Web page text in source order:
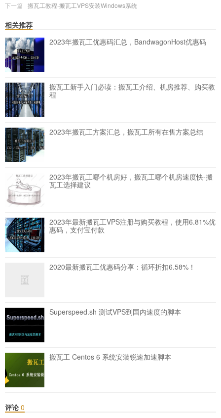
下一篇
搬瓦工教程-搬瓦工VPS安装Windows系统
相关推荐
2023年搬瓦工优惠码汇总，BandwagonHost优惠码
搬瓦工新手入门必读：搬瓦工介绍、机房推荐、购买教
程
2023年搬瓦工方案汇总，搬瓦工所有在售方案总结
2023年搬瓦工哪个机房好，搬瓦工哪个机房速度快-搬
瓦工选择建议
2023年最新搬瓦工VPS注册与购买教程，使用6.81%优
惠码，支付宝付款
2020最新搬瓦工优惠码分享：循环折扣6.58%！
Superspeed.sh 测试VPS到国内速度的脚本
搬瓦工 Centos 6 系统安装锐速加速脚本
评论 0